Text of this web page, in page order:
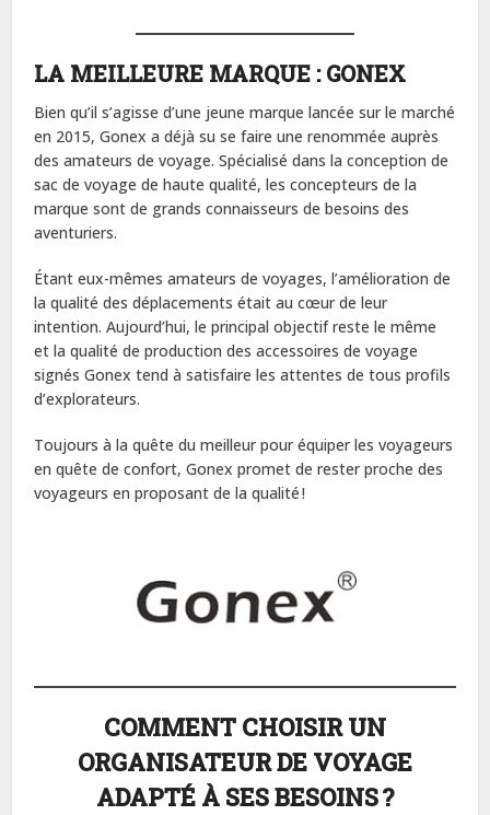
LA MEILLEURE MARQUE : GONEX
Bien qu’il s’agisse d’une jeune marque lancée sur le marché
en 2015, Gonex a déjà su se faire une renommée auprès
des amateurs de voyage. Spécialisé dans la conception de
sac de voyage de haute qualité, les concepteurs de la
marque sont de grands connaisseurs de besoins des
aventuriers.
Étant eux-mêmes amateurs de voyages, l’amélioration de
la qualité des déplacements était au cœur de leur
intention. Aujourd’hui, le principal objectif reste le même
et la qualité de production des accessoires de voyage
signés Gonex tend à satisfaire les attentes de tous profils
d’explorateurs.
Toujours à la quête du meilleur pour équiper les voyageurs
en quête de confort, Gonex promet de rester proche des
voyageurs en proposant de la qualité !
COMMENT CHOISIR UN
ORGANISATEUR DE VOYAGE
ADAPTÉ À SES BESOINS ?